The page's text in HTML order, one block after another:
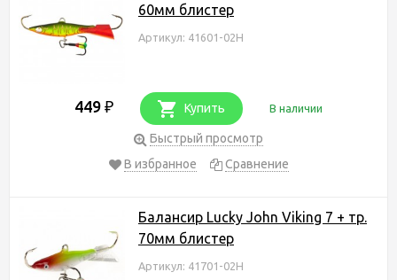
60мм блистер
Артикул: 41601-02H
449 ₽ Купить В наличии
Быстрый просмотр
В избранное
Сравнение
Балансир Lucky John Viking 7 + тр.
70мм блистер
Артикул: 41701-02H